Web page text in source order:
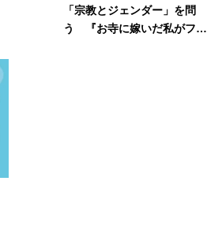
「宗教とジェンダー」を問
う 『お寺に嫁いだ私がフェ